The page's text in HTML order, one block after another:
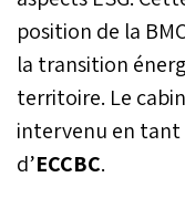
position de la
la transition
territoire. Le
intervenu en tant
d’ECCBC.